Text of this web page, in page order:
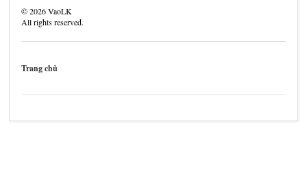
©2026VaoLK
All rights reserved.
Trang chủ